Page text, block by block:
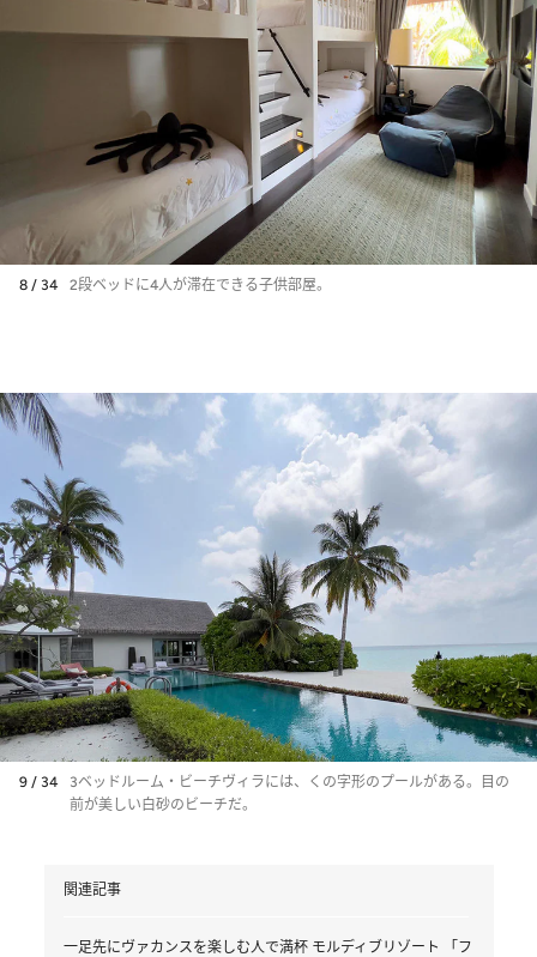
8 / 34 2段ベッドに4人が滞在できる子供部屋。
9 / 34
3ベッドルーム・ビーチヴィラには、くの字形のプールがある。目の
前が美しい白砂のビーチだ。
関連記事
一足先にヴァカンスを楽しむ人で満杯 モルディブリゾート 「フ